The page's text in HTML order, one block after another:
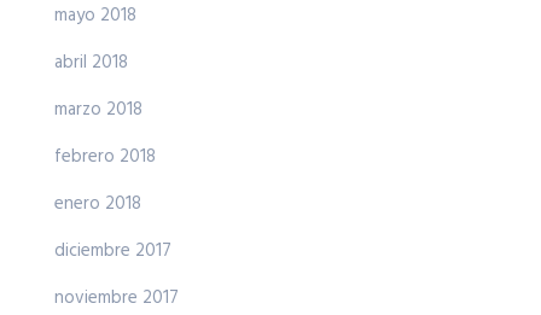
mayo 2018
abril 2018
marzo 2018
febrero 2018
enero 2018
diciembre 2017
noviembre 2017